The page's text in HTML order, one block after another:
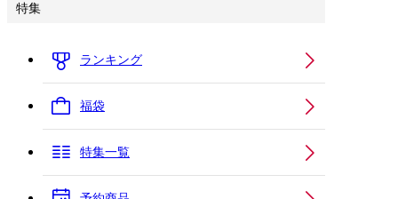
特集
ランキング
福袋
特集一覧